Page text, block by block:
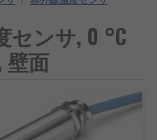
センサ, 0 °C
壁面